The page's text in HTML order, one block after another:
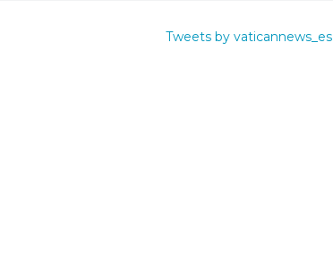
Tweets by vaticannews_es